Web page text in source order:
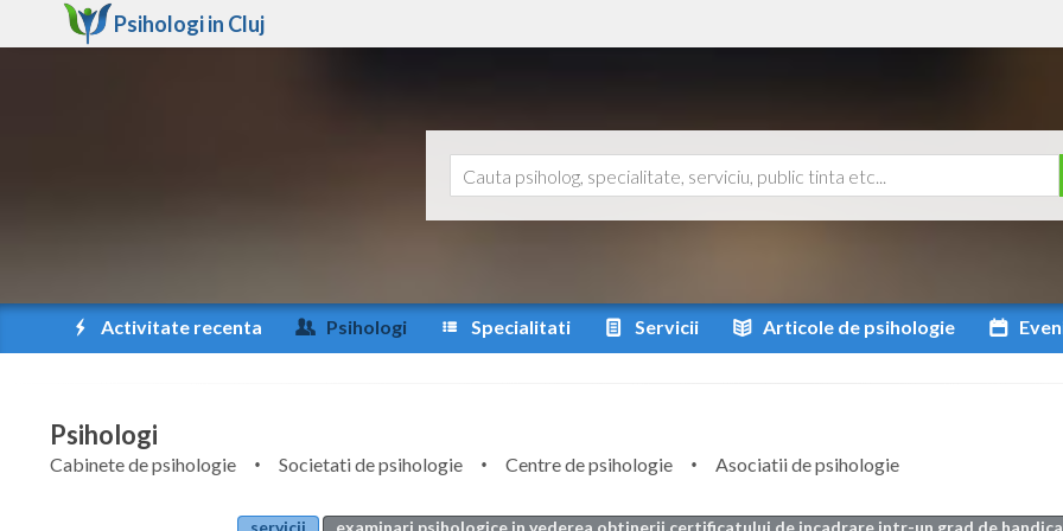
Psihologi in Cluj
Activitate recenta Psihologi Specialitati Servicii Articole de psihologie
Psihologi
Cabinete de psihologie Societati de psihologie Centre de psihologie
Asociatii de psihologie
servicii
examinari psihologice in vederea obtinerii certificatului de incadrare intr-un grad de